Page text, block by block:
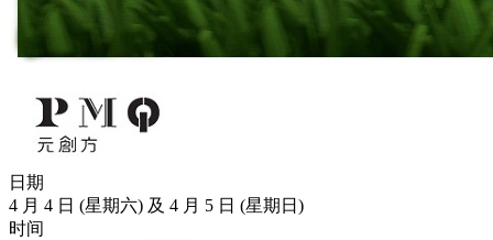
日期
4 月 4 日 (星期六) 及 4 月 5 日 (星期日)
时间